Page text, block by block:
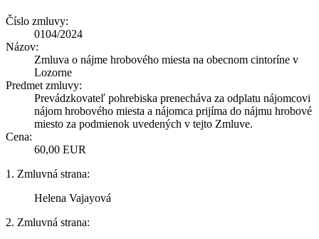
Číslo zmluvy:
0104/2024
Názov:
Zmluva o nájme hrobového miesta na obecnom cintoríne v
Lozorne
Predmet zmluvy:
Prevádzkovateľ pohrebiska prenecháva za odplatu nájomcovi
nájom hrobového miesta a nájomca prijíma do nájmu hrobové
miesto za podmienok uvedených v tejto Zmluve.
Cena:
60,00 EUR
1. Zmluvná strana:
Helena Vajayová
2. Zmluvná strana: